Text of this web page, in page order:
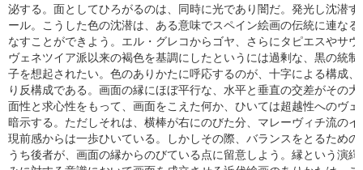
泌する。面としてひろがるのは、同時に光であり闇だ。発光し沈潜す
ール。こうした色の沈潜は、ある意味でスペイン絵画の伝統に連なる
なすことができよう。エル・グレコからゴヤ、さらにタピエスやサウ
ヴェネツイア派以来の褐色を基調にしたというには過剰な、黒の統制
子を想起されたい。色のありかたに呼応するのが、十字による構成、
り反構成である。画面の縁にほぼ平行な、水平と垂直の交差がその大
面性と求心性をもって、画面をこえた何か、ひいては超越性へのヴェ
暗示する。ただしそれは、横棒が右にのびた分、マレーヴィチ流のイ
現前感からは一歩ひいている。しかしその際、バランスをとるための
うち後者が、画面の縁からのびている点に留意しよう。縁という演繹